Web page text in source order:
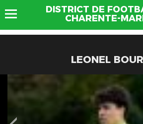
DISTRICT DE
CHARENTE-
LEONEL